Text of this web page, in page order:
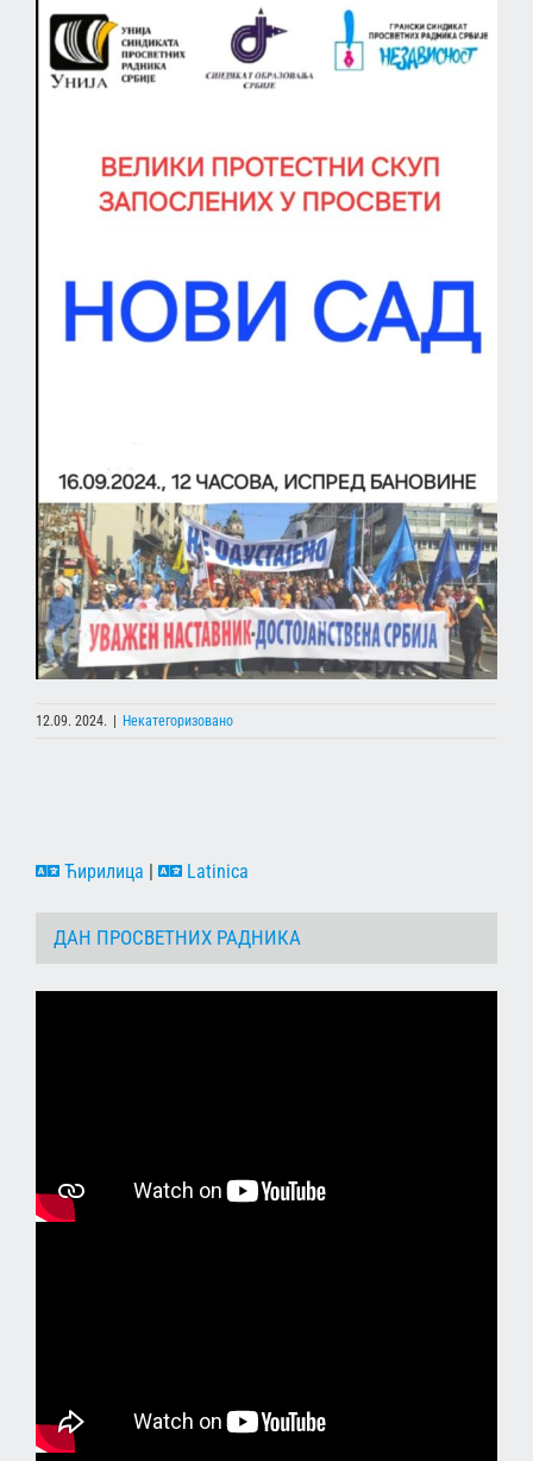
12.09. 2024. | Некатегоризовано
Ћирилица | Latinica
ДАН ПРОСВЕТНИХ РАДНИКА